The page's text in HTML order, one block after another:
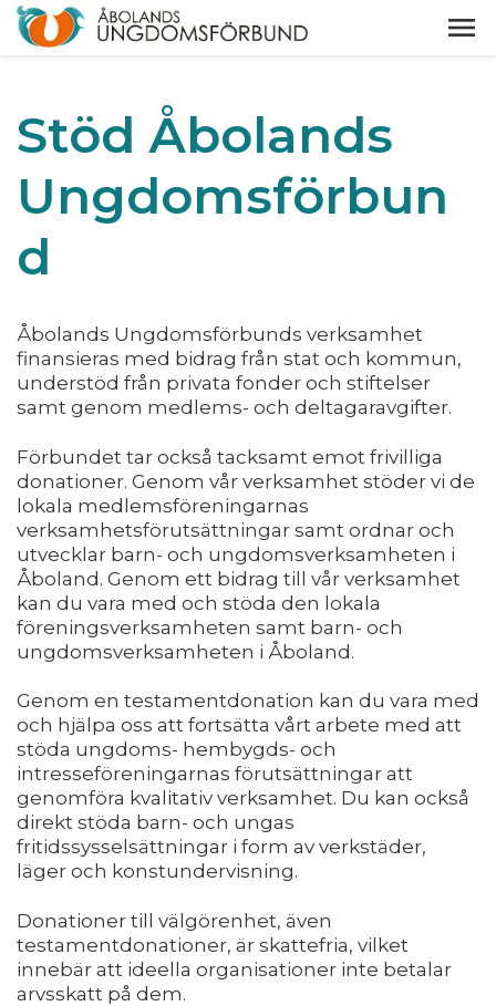
Stöd Åbolands
Ungdomsförbun
d
Åbolands Ungdomsförbunds verksamhet
finansieras med bidrag från stat och kommun,
understöd från privata fonder och stiftelser
samt genom medlems- och deltagaravgifter.
Förbundet tar också tacksamt emot frivilliga
donationer. Genom vår verksamhet stöder vi de
lokala medlemsföreningarnas
verksamhetsförutsättningar samt ordnar och
utvecklar barn- och ungdomsverksamheten i
Åboland. Genom ett bidrag till vår verksamhet
kan du vara med och stöda den lokala
föreningsverksamheten samt barn- och
ungdomsverksamheten i Åboland.
Genom en testamentdonation kan du vara med
och hjälpa oss att fortsätta vårt arbete med att
stöda ungdoms- hembygds- och
intresseföreningarnas förutsättningar att
genomföra kvalitativ verksamhet. Du kan också
direkt stöda barn- och ungas
fritidssysselsättningar i form av verkstäder,
läger och konstundervisning.
Donationer till välgörenhet, även
testamentdonationer, är skattefria, vilket
innebär att ideella organisationer inte betalar
arvsskatt på dem.